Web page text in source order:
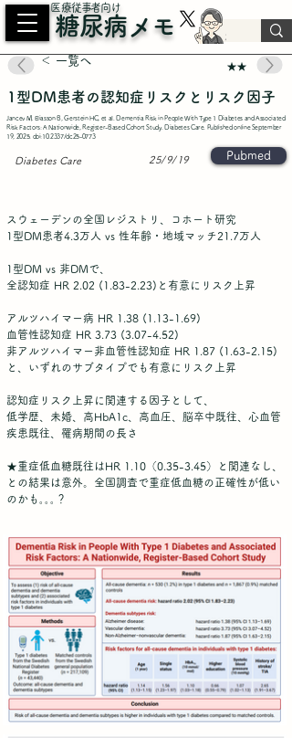
​医療従事者向け
糖尿病メモ
＜ 一覧へ ★★
1型DM患者の認知症リスクとリスク因子
Jancev M, Eliasson B, Gerstein HC, et al. Dementia Risk in People With Type 1 Diabetes and Associated
Risk Factors: A Nationwide, Register-Based Cohort Study. Diabetes Care. Published online September
19, 2025. doi:10.2337/dc25-0773
25/9/19
Diabetes Care Pubmed
スウェーデンの全国レジストリ、コホート研究
1型DM患者4.3万人 vs 性年齢・地域マッチ21.7万人
1型DM vs 非DMで、
全認知症 HR 2.02 (1.83-2.23) と有意にリスク上昇
アルツハイマー病 HR 1.38 (1.13-1.69)
血管性認知症 HR 3.73 (3.07-4.52)
非アルツハイマー非血管性認知症 HR 1.87 (1.63-2.15)
と、いずれのサブタイプでも有意にリスク上昇
認知症リスク上昇に関連する因子として、
低学歴、未婚、高HbA1c、高血圧、脳卒中既往、心血管
疾患既往、罹病期間の長さ
★重症低血糖既往はHR 1.10（0.35-3.45）と関連なし、
との結果は意外。全国調査で重症低血糖の正確性が低い
のかも｡｡｡？